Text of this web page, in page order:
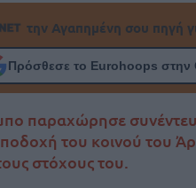
την Αγαπημένη σου πηγή
Πρόσθεσε το Eurohoops στην
παραχώρησε
του κοινού του
στόχους του.